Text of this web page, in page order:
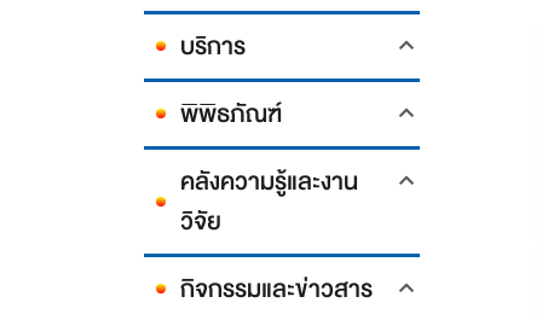
บริการ
พิพิธภัณฑ์
คลังความรู้และงาน
วิจัย
กิจกรรมและข่าวสาร